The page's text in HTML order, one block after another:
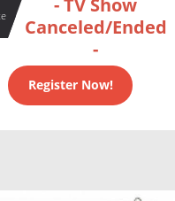
- TV Show
Canceled/Ended
-
Register Now!